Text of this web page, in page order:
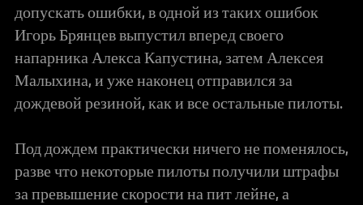
допускать ошибки, в одной из таких ошибок
Игорь Брянцев выпустил вперед своего
напарника Алекса Капустина, затем Алексея
Малыхина, и уже наконец отправился за
дождевой резиной, как и все остальные пилоты.
Под дождем практически ничего не поменялось,
разве что некоторые пилоты получили штрафы
за превышение скорости на пит лейне, а